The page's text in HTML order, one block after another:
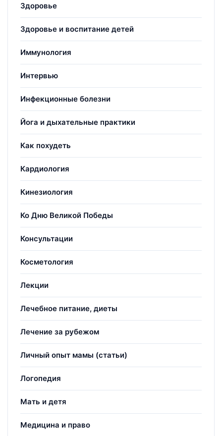
Здоровье
Здоровье и воспитание детей
Иммунология
Интервью
Инфекционные болезни
Йога и дыхательные практики
Как похудеть
Кардиология
Кинезиология
Ко Дню Великой Победы
Консультации
Косметология
Лекции
Лечебное питание, диеты
Лечение за рубежом
Личный опыт мамы (статьи)
Логопедия
Мать и детя
Медицина и право